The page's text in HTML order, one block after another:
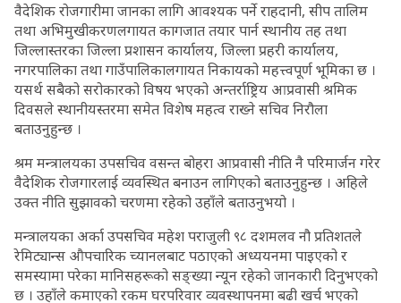
वैदेशिक रोजगारीमा जानका लागि आवश्यक पर्ने राहदानी, सीप तालिम
तथा अभिमुखीकरणलगायत कागजात तयार पार्न स्थानीय तह तथा
जिल्लास्तरका जिल्ला प्रशासन कार्यालय, जिल्ला प्रहरी कार्यालय,
नगरपालिका तथा गाउँपालिकालगायत निकायको महत्त्वपूर्ण भूमिका छ ।
यसर्थ सबैको सरोकारको विषय भएको अन्तर्राष्ट्रिय आप्रवासी श्रमिक
दिवसले स्थानीयस्तरमा समेत विशेष महत्व राख्ने सचिव निरौला
बताउनुहुन्छ ।
श्रम मन्त्रालयका उपसचिव वसन्त बोहरा आप्रवासी नीति नै परिमार्जन गरेर
वैदेशिक रोजगारलाई व्यवस्थित बनाउन लागिएको बताउनुहुन्छ । अहिले
उक्त नीति सुझावको चरणमा रहेको उहाँले बताउनुभयो ।
मन्त्रालयका अर्का उपसचिव महेश पराजुली ९८ दशमलव नौ प्रतिशतले
रेमिट्यान्स औपचारिक च्यानलबाट पठाएको अध्ययनमा पाइएको र
समस्यामा परेका मानिसहरूको सङ्ख्या न्यून रहेको जानकारी दिनुभएको
छ । उहाँले कमाएको रकम घरपरिवार व्यवस्थापनमा बढी खर्च भएको